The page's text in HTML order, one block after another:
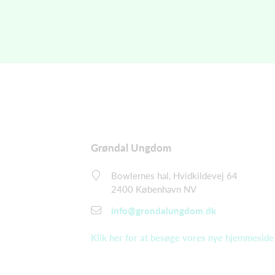
Grøndal Ungdom
Bowlernes hal, Hvidkildevej 64
2400 København NV
info@grondalungdom.dk
Klik her for at besøge vores nye hjemmeside